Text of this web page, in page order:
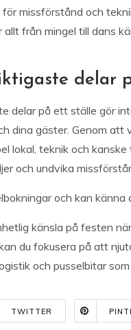
missförstånd och
allt från mingel till dans
delar
delar på ett ställe gör
dina gäster. Genom att
lokal, teknik och
och undvika
och kan
känsla på festen
du fokusera på att
och pusselbitar
TWITTER